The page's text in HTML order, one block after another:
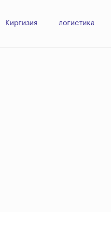
Киргизия логистика